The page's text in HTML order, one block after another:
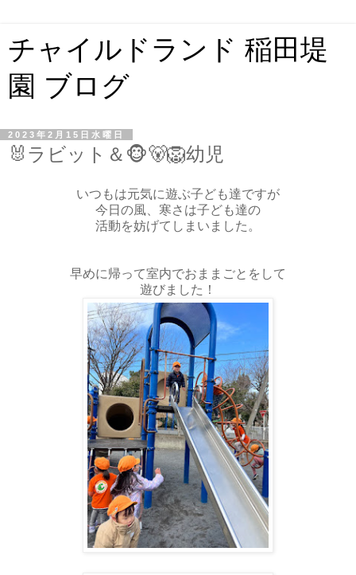
チャイルドランド 稲田堤
園 ブログ
2023年2月15日水曜日
🐰ラビット＆🐵🐻‍️🦁幼児
いつもは元気に遊ぶ子ども達ですが
今日の風、寒さは子ども達の
活動を妨げてしまいました。
早めに帰って室内でおままごとをして
遊びました！